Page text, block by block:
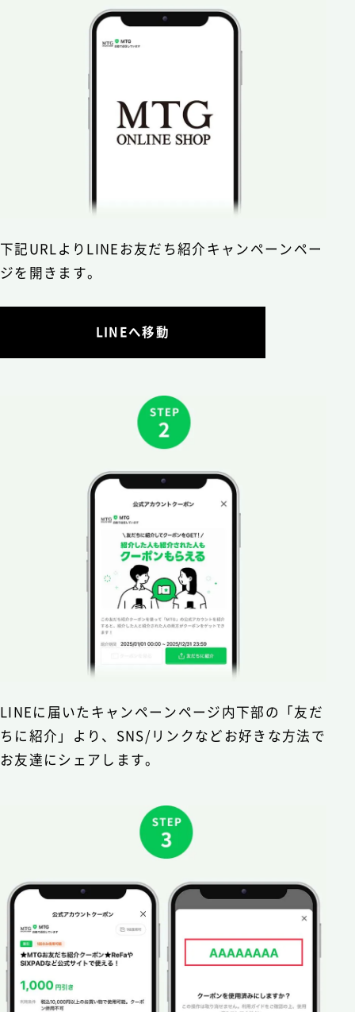
下記URLよりLINEお友だち紹介キャンペーンペー
ジを開きます。
LINEへ移動
LINEに届いたキャンペーンページ内下部の「友だ
ちに紹介」より、SNS/リンクなどお好きな方法で
お友達にシェアします。